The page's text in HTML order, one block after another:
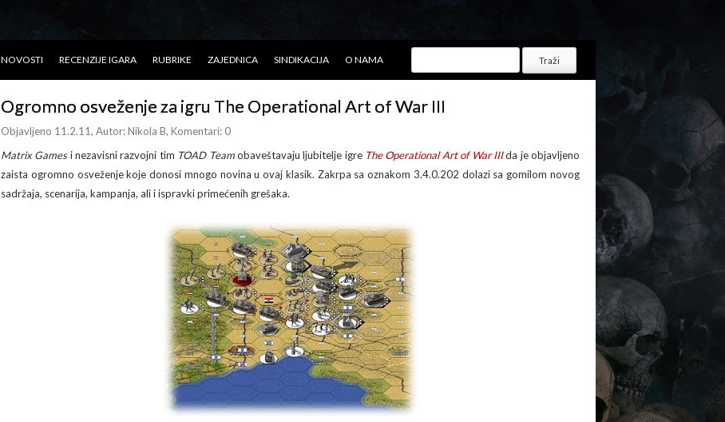
NOVOSTI RECENZIJE IGARA RUBRIKE ZAJEDNICA SINDIKACIJA O NAMA
Ogromno osveženje za igru The Operational Art of War III
Objavljeno 11.2.11, Autor:Nikola B, Komentari: 0
Matrix Gamesi nezavisni razvojni tim TOAD Teamobaveštavaju ljubitelje igre The Operational Art of War IIIda je objavljeno
zaista ogromno osveženje koje donosi mnogo novina u ovaj klasik. Zakrpa sa oznakom 3.4.0.202 dolazi sa gomilom novog
sadržaja, scenarija, kampanja, ali i ispravki primećenih grešaka.